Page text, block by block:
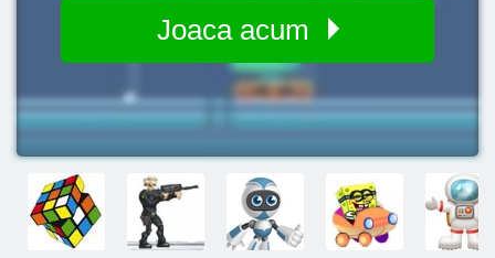
Joaca acum